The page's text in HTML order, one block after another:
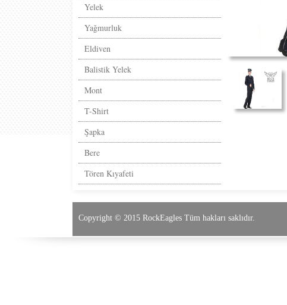
Yelek
Yağmurluk
Eldiven
Balistik Yelek
Mont
T-Shirt
Şapka
Bere
Tören Kıyafeti
Copyright © 2015 RockEagles Tüm hakları saklıdır.